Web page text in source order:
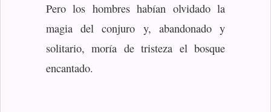
Pero los hombres habían olvidado la
magia del conjuro y, abandonado y
solitario, moría de tristeza el bosque
encantado.